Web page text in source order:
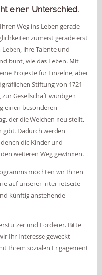
einen Unterschied.
Weg ins Leben gerade
zumeist gerade erst
ihre Talente und
bunt, wie das Leben. Mit
Projektefür Einzelne, aber
Stiftung von 1721
Gesellschaft würdigen
einen besonderen
der die Weichen neu stellt,
gibt. Dadurch werden
die Kinder und
weiteren Weg gewinnen.
möchten wir Ihnen
auf unserer Internetseite
künftig anstehende
und Förderer. Bitte
Ihr Interesse geweckt
Ihrem sozialen Engagement